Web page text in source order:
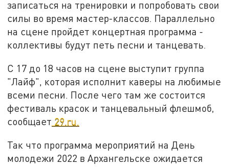
записаться на тренировки и попробовать свои
силы во время мастер-классов. Параллельно
на сцене пройдет концертная программа -
коллективы будут петь песни и танцевать.
С 17 до 18 часов на сцене выступит группа
"Лайф", которая исполнит каверы на любимые
всеми песни. После чего там же состоится
фестиваль красок и танцевальный флешмоб,
сообщает 29.ru.
Так что программа мероприятий на День
молодежи 2022 в Архангельске ожидается